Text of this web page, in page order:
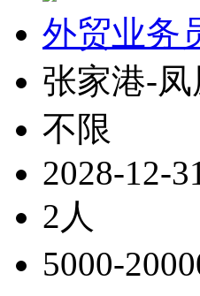
外贸业务
张家港-
不限
2028-12-
2人
5000-